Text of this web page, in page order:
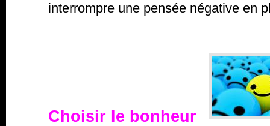
interrompre une pensée négative en
Choisir le bonheur